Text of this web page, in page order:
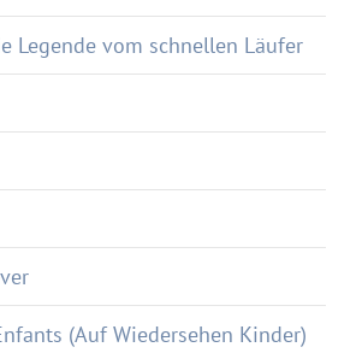
Legende vom schnellen Läufer
(Auf Wiedersehen Kinder)